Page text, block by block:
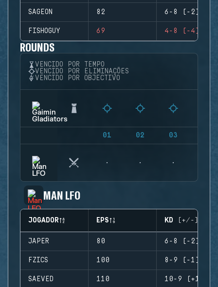
SAGEON 82 6-8 (-2)
FISHOGUY 69 4-8 (-4)
ROUNDS
VENCIDO POR TEMPO
VENCIDO POR ELIMINAÇÕES
VENCIDO POR OBJECTIVO
01 02 03
MAN LFO
JOGADOR EPS KD (+/-)
JAPER 80 6-8 (-2)
FZICS 100 8-9 (-1)
SAEVED 110 10-9 (+1)